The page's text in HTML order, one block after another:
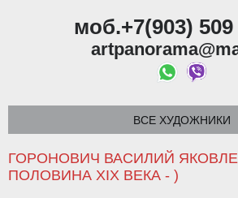
моб.+7(903) 509
ВСЕ ХУДОЖНИКИ
ГОРОНОВИЧ ВАСИЛИЙ
ПОЛОВИНА XIX ВЕКА - )